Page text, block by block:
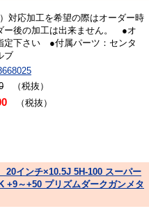
対応加工を希望の際はオーダー時
ー後の加工は出来ません。 ●オ
定下さい ●付属パーツ：センタ
ブ
（税抜）
（税抜）
20インチ×10.5J 5H-100 スーパー
+9～+50 プリズムダークガンメタ